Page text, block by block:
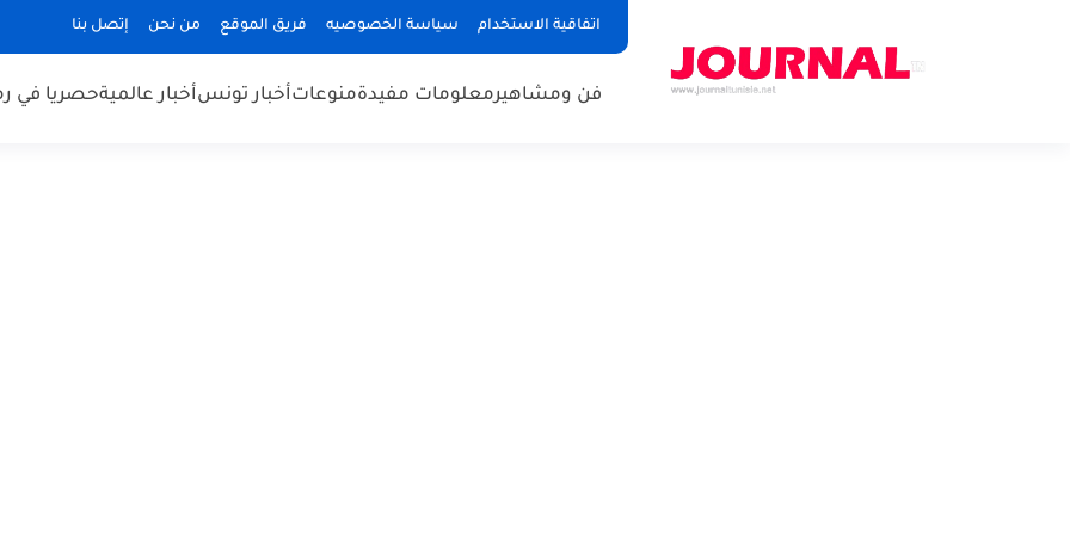
اتفاقية الاستخدام سياسة الخصوصيه فريق الموقع من نحن إتصل بنا
فن ومشاهيرمعلومات مفيدةمنوعاتأخبار تونسأخبار عالميةحصريا في